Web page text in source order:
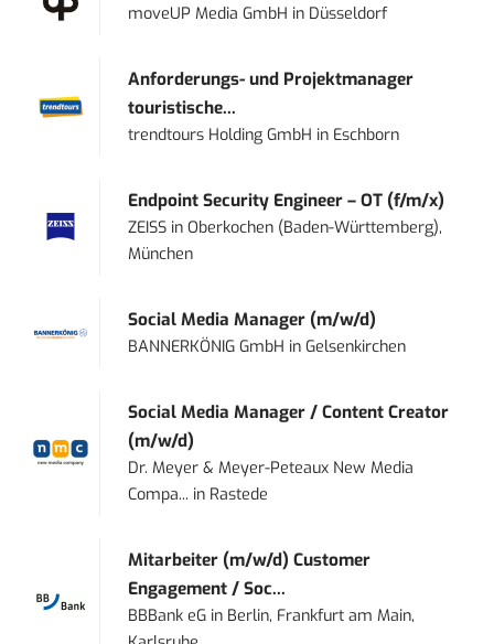
moveUP Media GmbH in Düsseldorf
Anforderungs- und Projektmanager
touristische...
trendtours Holding GmbH in Eschborn
Endpoint Security Engineer – OT (f/m/x)
ZEISS inOberkochen (Baden-Württemberg),
München
Social Media Manager (m/w/d)
BANNERKÖNIG GmbH inGelsenkirchen
Social Media Manager / Content Creator
(m/w/d)
Dr. Meyer & Meyer-Peteaux New Media
Compa... in Rastede
Mitarbeiter (m/w/d) Customer
Engagement / Soc...
BBBank eG in Berlin, Frankfurt am Main,